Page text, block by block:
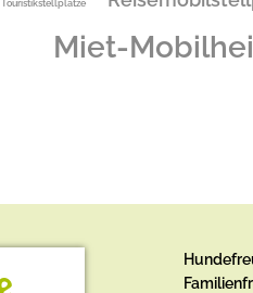
Touristikstellplätze
Miet-